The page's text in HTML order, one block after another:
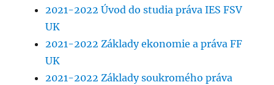
2021-2022 Úvod do studia práva IES FSV
UK
2021-2022 Základy ekonomie a práva FF
UK
2021-2022 Základy soukromého práva